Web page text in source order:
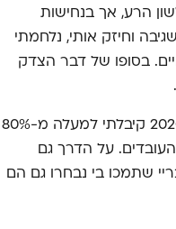
הרע, אך בנחישות
וחיזק אותי, נלחמתי
בסופו של דבר הצדק
בבחירות האחרונות שנערכו בשנת 2020 קיבלתי למעלה מ-80%
העובדים. על הדרך גם
שתמכו בי נבחרו גם הם